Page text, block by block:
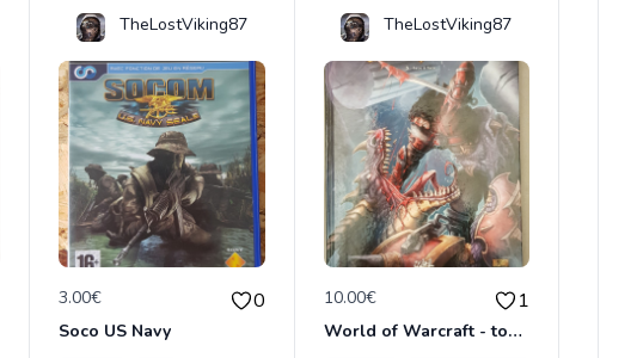
TheLostViking87
3.00€ 0
Soco US Navy
TheLostViking87
10.00€ 1
World of Warcraft - tome 5 Face à face